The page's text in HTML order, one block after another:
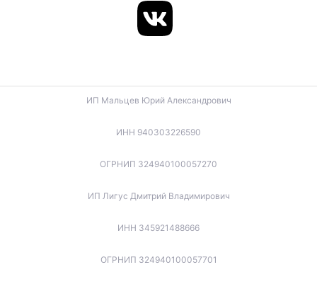
ИП Мальцев Юрий Александрович
ИНН 940303226590
ОГРНИП 324940100057270
ИП Лигус Дмитрий Владимирович
ИНН 345921488666
ОГРНИП 324940100057701